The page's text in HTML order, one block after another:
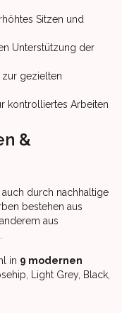
Sitzen und
Unterstützung der
zur gezielten
kontrolliertes Arbeiten
&
durch nachhaltige
bestehen aus
anderem aus
in 9 modernen
Light Grey, Black,